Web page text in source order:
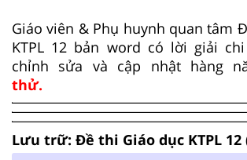
Giáo viên & Phụ huynh quan tâm
KTPL 12 bản word có lời giải
chỉnh sửa và cập nhật hàng
thử.
Lưu trữ: Đề thi Giáo dục KTPL 12